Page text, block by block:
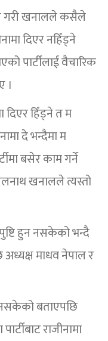
गरी खनालले कसैले
दिएर नहिँड्ने
पार्टीलाई वैचारिक
।
दिएर हिँड्ने त म
दे भन्दैमा म
बसेर काम गर्ने
खनालले त्यस्तो
हुन नसकेको भन्दै
अध्यक्ष माधव नेपाल र
बताएपछि
राजीनामा